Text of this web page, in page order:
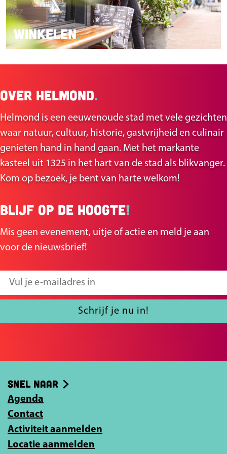
Winkelen
n
Over Helmond.
Helmond is een eeuwenoude stad met vele gezichten
waar natuur, cultuur, historie, gastvrijheid en culinair
genieten hand in hand gaan. Met het markante
kasteel uit 1325 in het hart van de stad als blikvanger.
Kom op bezoek, je bent van harte welkom!
Blijf op de hoogte!
Mis geen evenement, uitje of actie en meld je aan
voor de nieuwsbrief!
j
Schrijf je nu in!
Snel naar
Agenda
Contact
Activiteit aanmelden
Locatie aanmelden